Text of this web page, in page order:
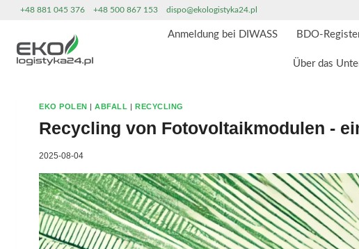
springen
+48 881 045 376 +48 500 867 153 dispo@ekologistyka24.pl
Anmeldung bei DIWASS BDO-
Über das
EKO POLEN |ABFALL |RECYCLING
Recycling von Fotovoltaikmodulen -
2025-08-04